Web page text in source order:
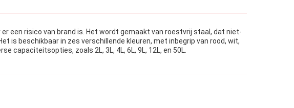
een risico van brand is. Het wordt gemaakt van roestvrij staal, dat niet-
is beschikbaar in zes verschillende kleuren, met inbegrip van rood, wit,
capaciteitsopties, zoals 2L, 3L, 4L, 6L, 9L, 12L, en 50L.